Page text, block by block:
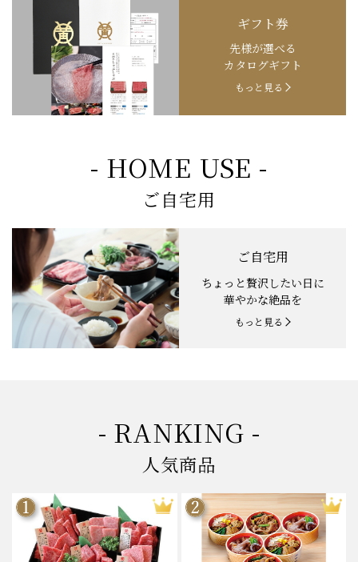
ギフト券
先様が選べる
カタログギフト
もっと見る
- HOME USE -
ご自宅用
ご自宅用
ちょっと贅沢したい日に
華やかな絶品を
もっと見る
- RANKING -
人気商品